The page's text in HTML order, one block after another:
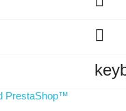

PrestaShop™